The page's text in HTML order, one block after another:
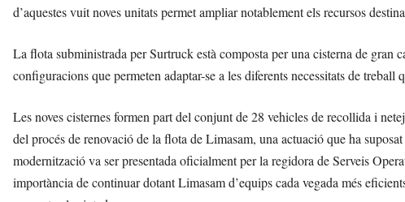
d’aquestes vuit noves unitats permet ampliar notablement els recursos
La flota subministrada per Surtruck està composta per una cisterna de gran
configuracions que permeten adaptar-se a les diferents necessitats de treball
Les noves cisternes formen part del conjunt de 28 vehicles de recollida i
del procés de renovació de la flota de Limasam, una actuació que ha
modernització va ser presentada oficialment per la regidora de Serveis
importància de continuar dotant Limasam d’equips cada vegada més